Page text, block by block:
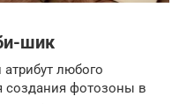
шик
любого
создания фотозоны в